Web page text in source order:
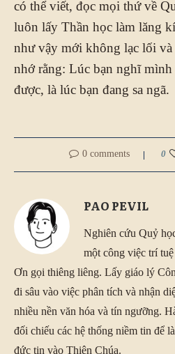
có thể viết, đọc mọi thứ về
luôn lấy Thần học làm lăng
như vậy mới không lạc lối và
nhớ rằng: Lúc bạn nghĩ
được, là lúc bạn đang sa ngã.
0 comments 0
PAO PEVIL
Nghiên cứu Quỷ
một công việc trí
Ơn gọi thiêng liêng. Lấy giáo lý
đi sâu vào việc phân tích và nhận
nhiều nền văn hóa và tín ngưỡng.
đối chiếu các hệ thống niềm tin để
đức tin vào Thiên Chúa.